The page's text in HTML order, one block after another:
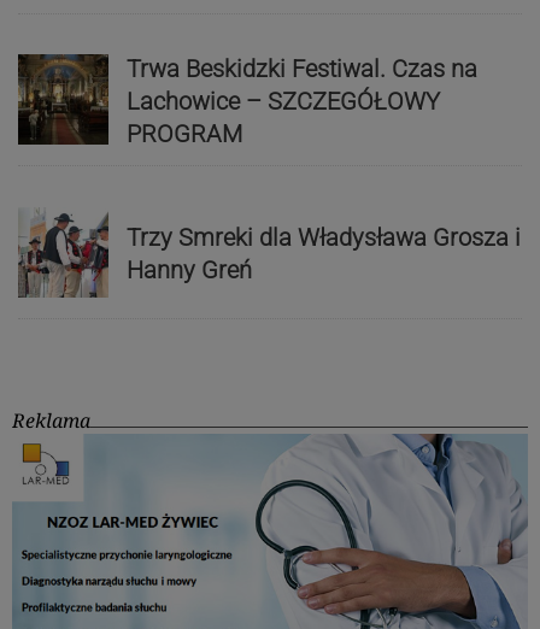
Trwa Beskidzki Festiwal. Czas na
Lachowice – SZCZEGÓŁOWY
PROGRAM
Trzy Smreki dla Władysława Grosza i
Hanny Greń
Reklama